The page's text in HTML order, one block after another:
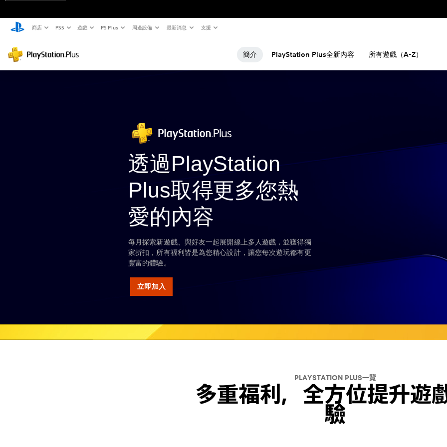
商店 PS5 遊戲 PS Plus 周邊設備 最新消息 支援
簡介 PlayStation Plus全新內容 所有遊戲（A-Z）
透過PlayStation
Plus取得更多您熱
愛的內容
每月探索新遊戲、與好友一起展開線上多人遊戲，並獲得獨
家折扣，所有福利皆是為您精心設計，讓您每次遊玩都有更
豐富的體驗。
立即加入
PLAYSTATION PLUS一覽
多重福利，全方位提升遊
驗